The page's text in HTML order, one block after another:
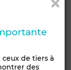
de tiers à
des